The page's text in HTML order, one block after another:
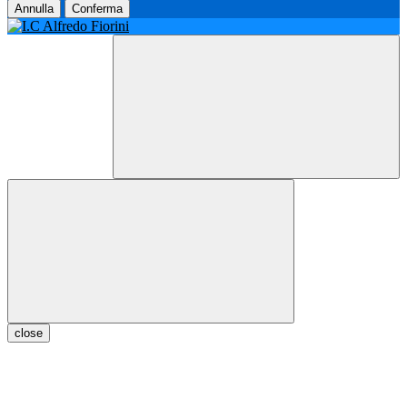
Annulla Conferma
close